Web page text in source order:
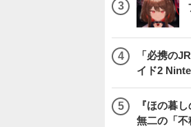
「必携の
イド2
『ほの暮
無二の「不